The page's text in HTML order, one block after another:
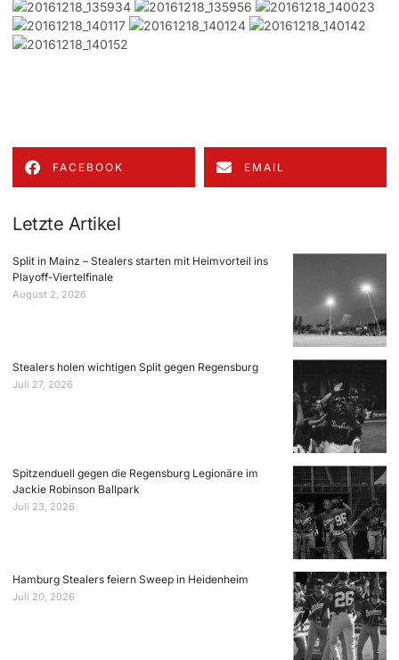
FACEBOOK EMAIL
Letzte Artikel
Split in Mainz – Stealers starten mit Heimvorteil ins
Playoff-Viertelfinale
August 2, 2026
Stealers holen wichtigen Split gegen Regensburg
Juli 27, 2026
Spitzenduell gegen die Regensburg Legionäre im
Jackie Robinson Ballpark
Juli 23, 2026
Hamburg Stealers feiern Sweep in Heidenheim
Juli 20, 2026